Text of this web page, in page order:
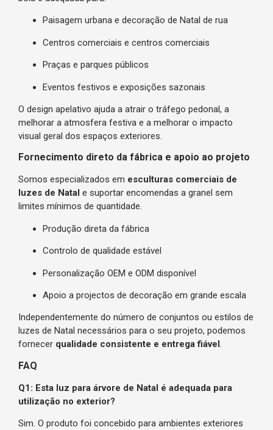
Paisagem urbana e decoração de Natal de rua
Centros comerciais e centros comerciais
Praças e parques públicos
Eventos festivos e exposições sazonais
O design apelativo ajuda a atrair o tráfego pedonal, a
melhorar a atmosfera festiva e a melhorar o impacto
visual geral dos espaços exteriores.
Fornecimento direto da fábrica e apoio ao projeto
Somos especializados em esculturas comerciais de
luzes de Natal e suportar encomendas a granel sem
limites mínimos de quantidade.
Produção direta da fábrica
Controlo de qualidade estável
Personalização OEM e ODM disponível
Apoio a projectos de decoração em grande escala
Independentemente do número de conjuntos ou estilos de
luzes de Natal necessários para o seu projeto, podemos
fornecer qualidade consistente e entrega fiável .
FAQ
Q1: Esta luz para árvore de Natal é adequada para
utilização no exterior?
Sim. O produto foi concebido para ambientes exteriores